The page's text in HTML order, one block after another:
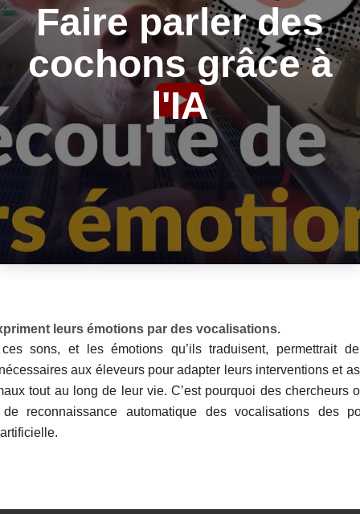
Faire parler des
cochons grâce à
l'IA
leurs émotions par des vocalisations.
ces sons, et les émotions qu’ils traduisent, permettrait
aux éleveurs pour adapter leurs interventions et
tout au long de leur vie. C’est pourquoi des chercheurs
reconnaissance automatique des vocalisations des